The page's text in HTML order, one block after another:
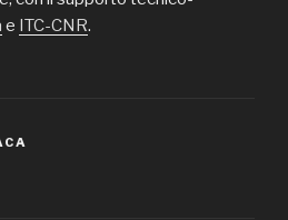
e ITC-CNR.